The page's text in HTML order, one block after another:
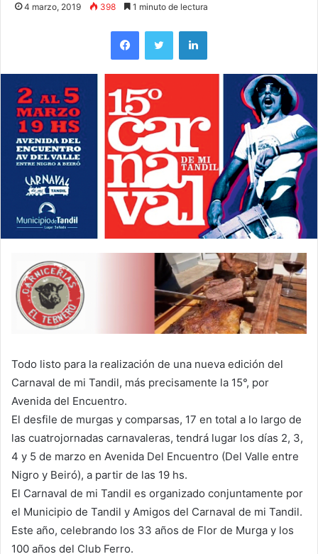
4 marzo, 2019 398 1 minuto de lectura
Todo listo para la realización de una nueva edición del
Carnaval de mi Tandil, más precisamente la 15°, por
Avenida del Encuentro.
El desfile de murgas y comparsas, 17 en total a lo largo de
las cuatrojornadas carnavaleras, tendrá lugar los días 2, 3,
4 y 5 de marzo en Avenida Del Encuentro (Del Valle entre
Nigro y Beiró), a partir de las 19 hs.
El Carnaval de mi Tandil es organizado conjuntamente por
el Municipio de Tandil y Amigos del Carnaval de mi Tandil.
Este año, celebrando los 33 años de Flor de Murga y los
100 años del Club Ferro.